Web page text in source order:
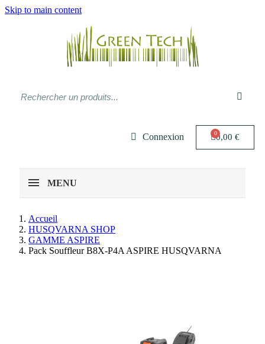
Skip to main content
Connexion 0,00 €
MENU
Accueil
HUSQVARNA SHOP
GAMME ASPIRE
Pack Souffleur B8X-P4A ASPIRE HUSQVARNA